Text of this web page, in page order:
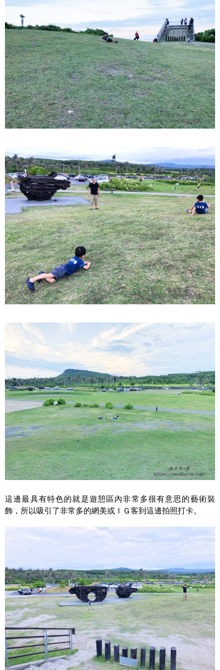
這邊最具有特色的就是遊憩區內非常多很有意思的藝術裝
飾，所以吸引了非常多的網美或ＩＧ客到這邊拍照打卡。